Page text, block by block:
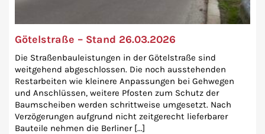
Götelstraße – Stand 26.03.2026
Die Straßenbauleistungen in der Götelstraße sind
weitgehend abgeschlossen. Die noch ausstehenden
Restarbeiten wie kleinere Anpassungen bei Gehwegen
und Anschlüssen, weitere Pfosten zum Schutz der
Baumscheiben werden schrittweise umgesetzt. Nach
Verzögerungen aufgrund nicht zeitgerecht lieferbarer
Bauteile nehmen die Berliner [...]